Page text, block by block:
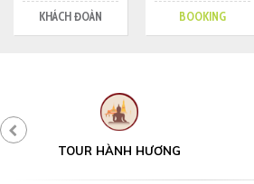
KHÁCH ĐOÀN BOOKING
TOUR HÀNH HƯƠNG